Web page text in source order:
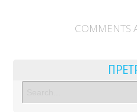
COMMENTS